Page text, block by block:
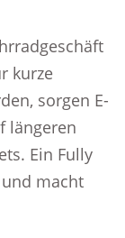
kurze
sorgen E-
längeren
Ein Fully
macht